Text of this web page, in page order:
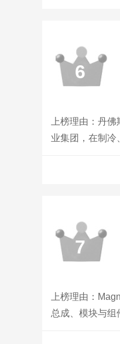
6
上榜理由：丹
业集团，在制冷
7
上榜理由：
总成、模块与组